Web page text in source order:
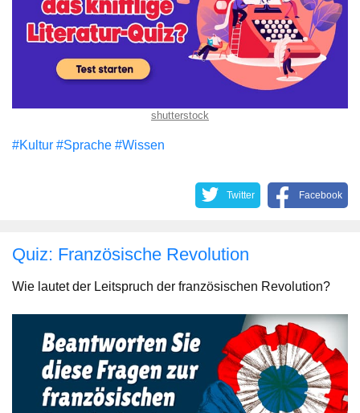
shutterstock
#Kultur #Sprache #Wissen
Twitter Facebook
Quiz: Französische Revolution
Wie lautet der Leitspruch der französischen Revolution?